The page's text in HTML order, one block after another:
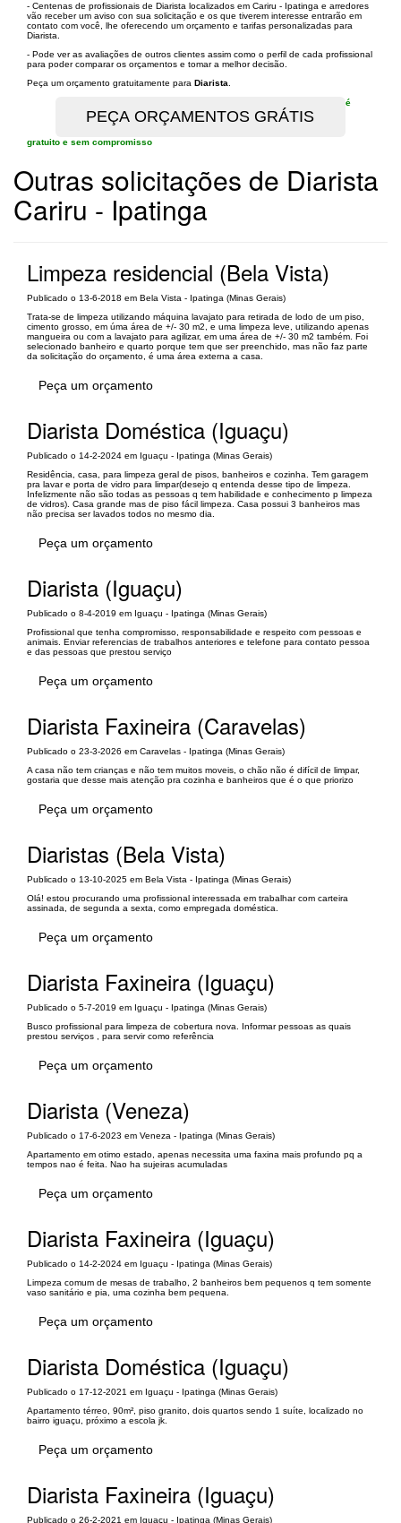
- Centenas de profissionais de Diarista localizados em Cariru - Ipatinga e arredores
vão receber um aviso con sua solicitação e os que tiverem interesse entrarão em
contato com você, lhe oferecendo um orçamento e tarifas personalizadas para
Diarista.
- Pode ver as avaliações de outros clientes assim como o perfil de cada profissional
para poder comparar os orçamentos e tomar a melhor decisão.
Peça um orçamento gratuitamente para Diarista
é
gratuito e sem compromisso
Outras solicitações de Diarista
Cariru - Ipatinga
Limpeza residencial (Bela Vista)
Publicado o 13-6-2018 em Bela Vista - Ipatinga (Minas Gerais)
Trata-se de limpeza utilizando máquina lavajato para retirada de lodo de um piso,
cimento grosso, em úma área de +/- 30 m2, e uma limpeza leve, utilizando apenas
mangueira ou com a lavajato para agilizar, em uma área de +/- 30 m2 também. Foi
selecionado banheiro e quarto porque tem que ser preenchido, mas não faz parte
da solicitação do orçamento, é uma área externa a casa.
Peça um orçamento
Diarista Doméstica (Iguaçu)
Publicado o 14-2-2024 em Iguaçu - Ipatinga (Minas Gerais)
Residência, casa, para limpeza geral de pisos, banheiros e cozinha. Tem garagem
pra lavar e porta de vidro para limpar(desejo q entenda desse tipo de limpeza.
Infelizmente não são todas as pessoas q tem habilidade e conhecimento p limpeza
de vidros). Casa grande mas de piso fácil limpeza. Casa possui 3 banheiros mas
não precisa ser lavados todos no mesmo dia.
Peça um orçamento
Diarista (Iguaçu)
Publicado o 8-4-2019 em Iguaçu - Ipatinga (Minas Gerais)
Profissional que tenha compromisso, responsabilidade e respeito com pessoas e
animais. Enviar referencias de trabalhos anteriores e telefone para contato pessoa
e das pessoas que prestou serviço
Peça um orçamento
Diarista Faxineira (Caravelas)
Publicado o 23-3-2026 em Caravelas - Ipatinga (Minas Gerais)
A casa não tem crianças e não tem muitos moveis, o chão não é difícil de limpar,
gostaria que desse mais atenção pra cozinha e banheiros que é o que priorizo
Peça um orçamento
Diaristas (Bela Vista)
Publicado o 13-10-2025 em Bela Vista - Ipatinga (Minas Gerais)
Olá! estou procurando uma profissional interessada em trabalhar com carteira
assinada, de segunda a sexta, como empregada doméstica.
Peça um orçamento
Diarista Faxineira (Iguaçu)
Publicado o 5-7-2019 em Iguaçu - Ipatinga (Minas Gerais)
Busco profissional para limpeza de cobertura nova. Informar pessoas as quais
prestou serviços , para servir como referência
Peça um orçamento
Diarista (Veneza)
Publicado o 17-6-2023 em Veneza - Ipatinga (Minas Gerais)
Apartamento em otimo estado, apenas necessita uma faxina mais profundo pq a
tempos nao é feita. Nao ha sujeiras acumuladas
Peça um orçamento
Diarista Faxineira (Iguaçu)
Publicado o 14-2-2024 em Iguaçu - Ipatinga (Minas Gerais)
Limpeza comum de mesas de trabalho, 2 banheiros bem pequenos q tem somente
vaso sanitário e pia, uma cozinha bem pequena.
Peça um orçamento
Diarista Doméstica (Iguaçu)
Publicado o 17-12-2021 em Iguaçu - Ipatinga (Minas Gerais)
Apartamento térreo, 90m², piso granito, dois quartos sendo 1 suíte, localizado no
bairro iguaçu, próximo a escola jk.
Peça um orçamento
Diarista Faxineira (Iguaçu)
Publicado o 26-2-2021 em Iguaçu - Ipatinga (Minas Gerais)